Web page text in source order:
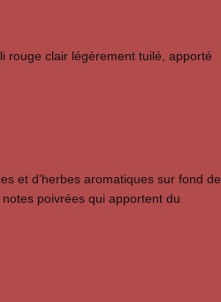
rouge clair légèrement tuilé, apporté
et d’herbes aromatiques sur fond de
poivrées qui apportent du